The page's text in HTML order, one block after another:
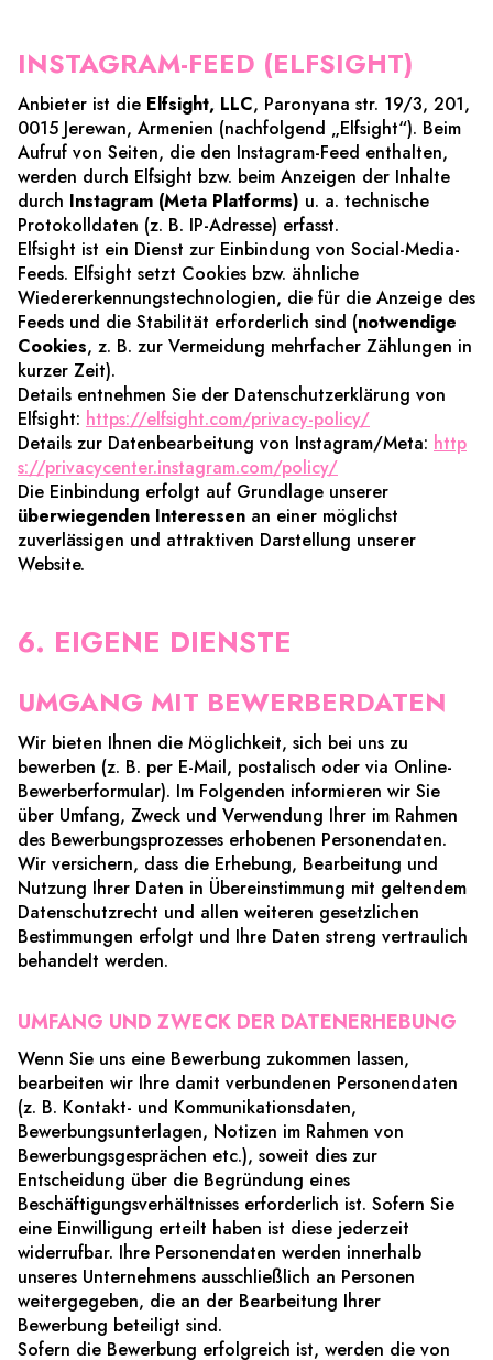
INSTAGRAM-FEED (ELFSIGHT)
Anbieter ist die Elfsight, LLC, Paronyana str. 19/3, 201,
0015 Jerewan, Armenien (nachfolgend „Elfsight“). Beim
Aufruf von Seiten, die den Instagram-Feed enthalten,
werden durch Elfsight bzw. beim Anzeigen der Inhalte
durch Instagram (Meta Platforms) u. a. technische
Protokolldaten (z. B. IP-Adresse) erfasst.
Elfsight ist ein Dienst zur Einbindung von Social-Media-
Feeds. Elfsight setzt Cookies bzw. ähnliche
Wiedererkennungstechnologien, die für die Anzeige des
Feeds und die Stabilität erforderlich sind (notwendige
Cookies, z. B. zur Vermeidung mehrfacher Zählungen in
kurzer Zeit).
Details entnehmen Sie der Datenschutzerklärung von
Elfsight: https://elfsight.com/privacy-policy/
Details zur Datenbearbeitung von Instagram/Meta: http
s://privacycenter.instagram.com/policy/
Die Einbindung erfolgt auf Grundlage unserer
überwiegenden Interessen an einer möglichst
zuverlässigen und attraktiven Darstellung unserer
Website.
6. EIGENE DIENSTE
UMGANG MIT BEWERBERDATEN
Wir bieten Ihnen die Möglichkeit, sich bei uns zu
bewerben (z. B. per E-Mail, postalisch oder via Online-
Bewerberformular). Im Folgenden informieren wir Sie
über Umfang, Zweck und Verwendung Ihrer im Rahmen
des Bewerbungsprozesses erhobenen Personendaten.
Wir versichern, dass die Erhebung, Bearbeitung und
Nutzung Ihrer Daten in Übereinstimmung mit geltendem
Datenschutzrecht und allen weiteren gesetzlichen
Bestimmungen erfolgt und Ihre Daten streng vertraulich
behandelt werden.
UMFANG UND ZWECK DER DATENERHEBUNG
Wenn Sie uns eine Bewerbung zukommen lassen,
bearbeiten wir Ihre damit verbundenen Personendaten
(z. B. Kontakt- und Kommunikationsdaten,
Bewerbungsunterlagen, Notizen im Rahmen von
Bewerbungsgesprächen etc.), soweit dies zur
Entscheidung über die Begründung eines
Beschäftigungsverhältnisses erforderlich ist. Sofern Sie
eine Einwilligung erteilt haben ist diese jederzeit
widerrufbar. Ihre Personendaten werden innerhalb
unseres Unternehmens ausschließlich an Personen
weitergegeben, die an der Bearbeitung Ihrer
Bewerbung beteiligt sind.
Sofern die Bewerbung erfolgreich ist, werden die von